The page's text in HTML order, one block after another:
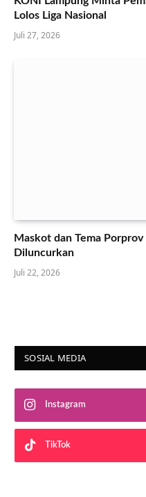
Lolos Liga Nasional
Juli 27, 2026
Maskot dan Tema
Diluncurkan
Juli 22, 2026
SOSIAL MEDIA
Instagram
TikTok